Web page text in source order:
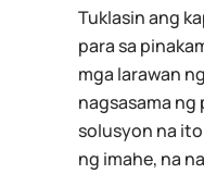
Tuklasin ang
para sa
mga larawan
nagsasama
solusyon na
ng imahe, na